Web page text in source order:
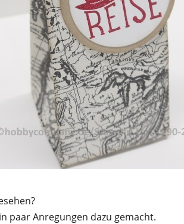
paar Anregungen dazu gemacht.